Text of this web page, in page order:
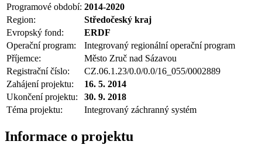
Programové období: 2014-2020
Region:
Středočeský kraj
Evropský fond:
ERDF
Operační program:
Integrovaný regionální operační program
Příjemce:
Město Zruč nad Sázavou
Registrační číslo:
CZ.06.1.23/0.0/0.0/16_055/0002889
Zahájení projektu:
16. 5. 2014
Ukončení projektu:
30. 9. 2018
Téma projektu:
Integrovaný záchranný systém
Informace o projektu